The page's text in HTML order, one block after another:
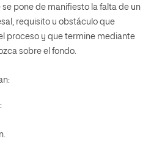
se pone de manifiesto la falta de un
requisito u obstáculo que
proceso y que termine mediante
sobre el fondo.